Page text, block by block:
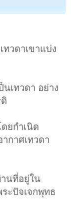
เทวดาเขาแบ่ง
เทวดา อย่าง
ดยกำเนิด
กาศเทวดา
นที่อยู่ใน
ะปัจเจกพุทธ